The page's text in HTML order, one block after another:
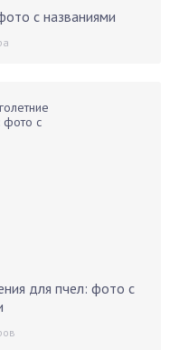
с названиями
для пчел: фото с